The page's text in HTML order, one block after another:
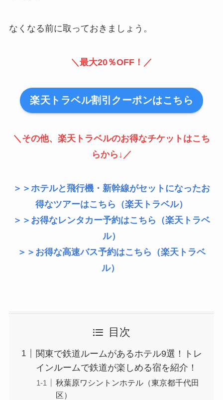
なくなる前に取っておきましょう。
＼最大20％OFF！／
楽天トラベル割引クーポンはこちら
＼その他、楽天トラベルのお得なチケットはこち
らから↓／
＞＞ホテルと飛行機・新幹線がセットになったお
得なツアーはこちら（楽天トラベル）
＞＞お得なレンタカー予約はこちら（楽天トラベ
ル）
＞＞お得な高速バス予約はこちら（楽天トラベ
ル）
目次
関東で鉄道ルームがあるホテル9選！トレ
インルームで鉄道が楽しめる宿を紹介！
秋葉原ワシントンホテル（東京都千代田
区）